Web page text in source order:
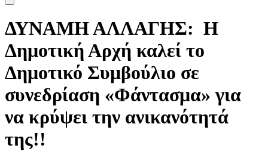
ΔΥΝΑΜΗ ΑΛΛΑΓΗΣ: Η
Δημοτική Αρχή καλεί το
Δημοτικό Συμβούλιο σε
συνεδρίαση «Φάντασμα» για
να κρύψει την ανικανότητά
της!!